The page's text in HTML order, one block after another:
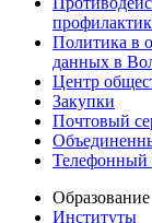
Политика в
данных в
Центр
Закупки
Почтовый
Телефонный
Образование
Институты